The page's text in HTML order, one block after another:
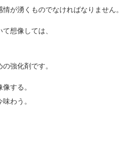
が湧くものでなければなりません。
想像しては、
強化剤です。
する。
わう。